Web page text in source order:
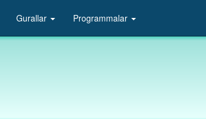
Gurallar Programmalar